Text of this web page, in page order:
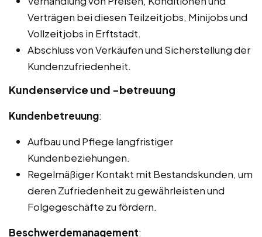
Verträgen bei diesen Teilzeitjobs, Minijobs und
Vollzeitjobs in Erftstadt.
Abschluss von Verkäufen und Sicherstellung der
Kundenzufriedenheit.
Kundenservice und -betreuung
Kundenbetreuung:
Aufbau und Pflege langfristiger
Kundenbeziehungen.
Regelmäßiger Kontakt mit Bestandskunden, um
deren Zufriedenheit zu gewährleisten und
Folgegeschäfte zu fördern.
Beschwerdemanagement: